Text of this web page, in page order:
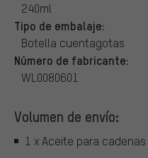
240ml
Tipo de embalaje:
Botella cuentagotas
Número de fabricante:
WL0080601
Volumen de envío:
1 x Aceite para